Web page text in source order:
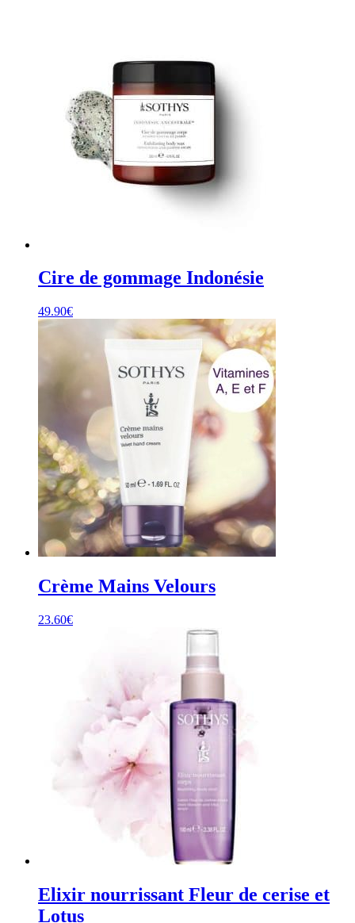
Cire de gommage Indonésie
49.90€
Crème Mains Velours
23.60€
Elixir nourrissant Fleur de cerise et
Lotus